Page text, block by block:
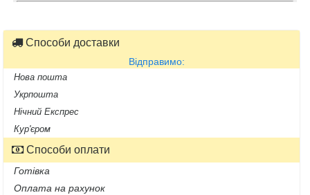
Способи доставки
Відправимо:
Нова пошта
Укрпошта
Нічний Експрес
Кур'єром
Способи оплати
Готівка
Оплата на рахунок